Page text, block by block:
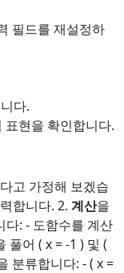
필드를 재설정하
다.
현을 확인합니다.
고 가정해 보겠습
합니다. 2. 계산을
다: - 도함수를 계산
풀어 ( x = -1 ) 및 (
분류합니다: - ( x =